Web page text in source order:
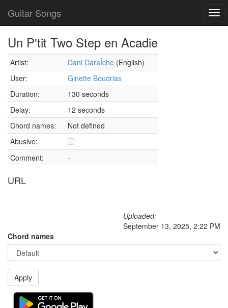
Guitar Songs
Un P'tit Two Step en Acadie
Artist: Dani DaraÎche (English)
User:
Ginette Boudrias
Duration:
130 seconds
Delay:
12 seconds
Chord names:
Not defined
Abusive:
Comment:
-
URL
Uploaded:
September 13, 2025, 2:22 PM
Chord names
Apply